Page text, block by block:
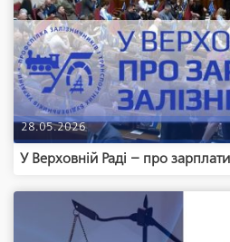
28.05.2026
У Верховній Раді – про